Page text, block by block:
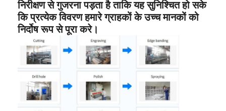
निरीक्षण से गुजरना पड़ता है ताकि यह सुनिश्चित हो सके
कि प्रत्येक विवरण हमारे ग्राहकों के उच्च मानकों को
निर्दोष रूप से पूरा करे।